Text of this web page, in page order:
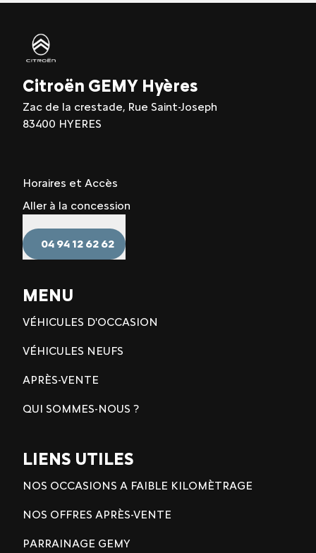
Citroën GEMY Hyères
Zac de la crestade, Rue Saint-Joseph
83400 HYERES
Horaires et Accès
Aller à la concession
04 94 12 62 62
MENU
VÉHICULES D'OCCASION
VÉHICULES NEUFS
APRÈS-VENTE
QUI SOMMES-NOUS ?
LIENS UTILES
NOS OCCASIONS A FAIBLE KILOMÈTRAGE
NOS OFFRES APRÈS-VENTE
PARRAINAGE GEMY